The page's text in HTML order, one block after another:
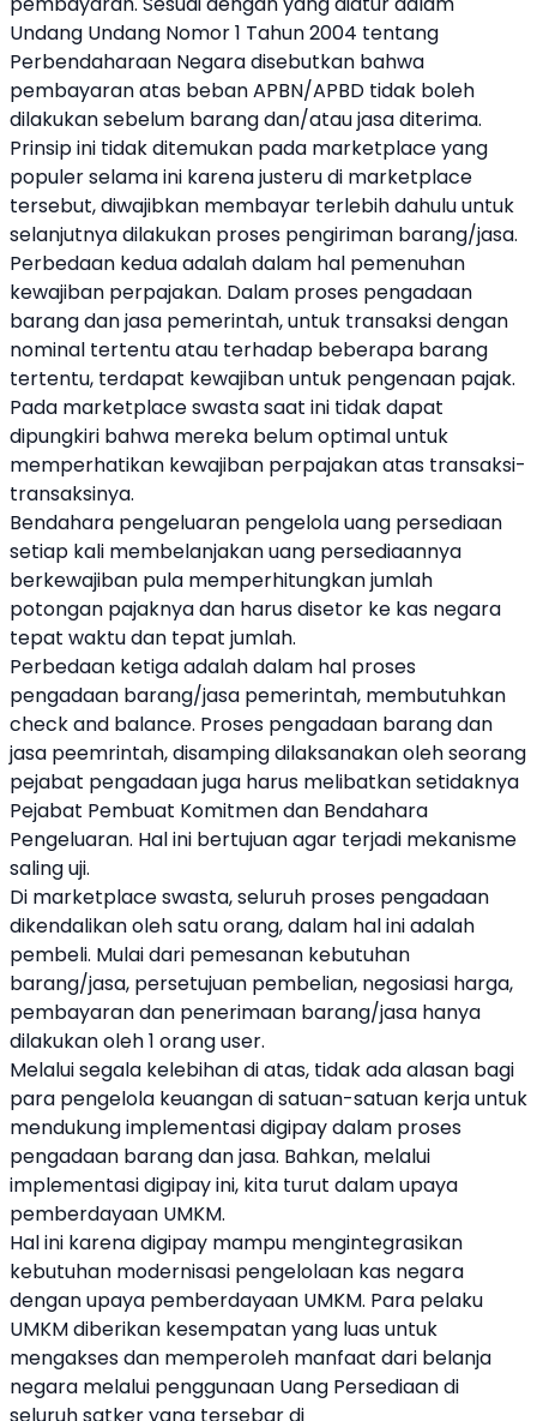
Undang Undang Nomor 1 Tahun 2004 tentang
Perbendaharaan Negara disebutkan bahwa
pembayaran atas beban APBN/APBD tidak boleh
dilakukan sebelum barang dan/atau jasa diterima.
Prinsip ini tidak ditemukan pada marketplace yang
populer selama ini karena justeru di marketplace
tersebut, diwajibkan membayar terlebih dahulu untuk
selanjutnya dilakukan proses pengiriman barang/jasa.
Perbedaan kedua adalah dalam hal pemenuhan
kewajiban perpajakan. Dalam proses pengadaan
barang dan jasa pemerintah, untuk transaksi dengan
nominal tertentu atau terhadap beberapa barang
tertentu, terdapat kewajiban untuk pengenaan pajak.
Pada marketplace swasta saat ini tidak dapat
dipungkiri bahwa mereka belum optimal untuk
memperhatikan kewajiban perpajakan atas transaksi-
transaksinya.
Bendahara pengeluaran pengelola uang persediaan
setiap kali membelanjakan uang persediaannya
berkewajiban pula memperhitungkan jumlah
potongan pajaknya dan harus disetor ke kas negara
tepat waktu dan tepat jumlah.
Perbedaan ketiga adalah dalam hal proses
pengadaan barang/jasa pemerintah, membutuhkan
check and balance. Proses pengadaan barang dan
jasa peemrintah, disamping dilaksanakan oleh seorang
pejabat pengadaan juga harus melibatkan setidaknya
Pejabat Pembuat Komitmen dan Bendahara
Pengeluaran. Hal ini bertujuan agar terjadi mekanisme
saling uji.
Di marketplace swasta, seluruh proses pengadaan
dikendalikan oleh satu orang, dalam hal ini adalah
pembeli. Mulai dari pemesanan kebutuhan
barang/jasa, persetujuan pembelian, negosiasi harga,
pembayaran dan penerimaan barang/jasa hanya
dilakukan oleh 1 orang user.
Melalui segala kelebihan di atas, tidak ada alasan bagi
para pengelola keuangan di satuan-satuan kerja untuk
mendukung implementasi digipay dalam proses
pengadaan barang dan jasa. Bahkan, melalui
implementasi digipay ini, kita turut dalam upaya
pemberdayaan UMKM.
Hal ini karena digipay mampu mengintegrasikan
kebutuhan modernisasi pengelolaan kas negara
dengan upaya pemberdayaan UMKM. Para pelaku
UMKM diberikan kesempatan yang luas untuk
mengakses dan memperoleh manfaat dari belanja
negara melalui penggunaan Uang Persediaan di